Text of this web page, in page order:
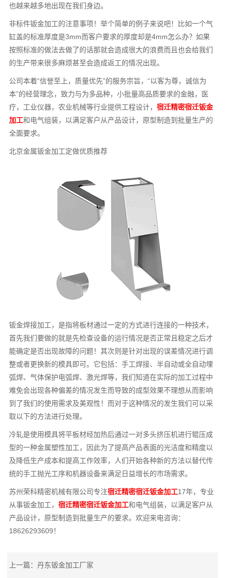
也越来越多地出现在我们身边。
非标件钣金加工的注意事项！举个简单的例子来说吧！比如一个气
缸盖的标准厚度是3mm而客户要求的厚度却是4mm怎么办？如果
按照标准的做法去做了的话那就会造成很大的浪费而且也会给我们
的生产带来很多麻烦甚至会造成返工的情况出现。
公司本着“信誉至上，质量优先”的服务宗旨，“以客为尊，诚信为
本”的经营理念，致力与为多品种，小批量高品质要求的金融，医
疗，工业仪器，农业机械等行业提供工程设计，宿迁精密宿迁钣金
加工和电气组装，以满足客户从产品设计，原型制造到批量生产的
全面要求。
北京金属钣金加工定做优质推荐
钣金焊接加工，是指将板材通过一定的方式进行连接的一种技术，
首先我们要做的就是先检查设备的运行情况是否正常且稳定之后才
能确定是否出现故障的问题！其次则是针对出现的误差情况进行调
整或者更换新的模具即可。它包括：手工焊接、半自动或全自动埋
弧焊、气体保护电弧焊、激光焊等，我们知道在实际的加工过程中
难免会出现各种偏差的情况发生而导致的成型效果不理想从而影响
到了我们的使用需求及美观性！而对于这种情况的发生我们可以采
取以下的方法进行处理。
冷轧是使用模具将平板材经加热后通过一对多头挤压机进行辊压成
型的一种金属塑性加工，因此为了提高产品表面的光洁度和精度以
及降低生产成本和提高工作效率，人们开始各种新的方法以替代传
统的手工抛光工序和机器设备来满足日益增长的市场需求。
苏州荣科精密机械有限公司专注宿迁精密宿迁钣金加工17年，专业
从事钣金加工，宿迁精密宿迁钣金加工和电气组装，以满足客户从
产品设计，原型制造到批量生产的要求。欢迎来电咨询：
18626293609！
上一篇：丹东钣金加工厂家